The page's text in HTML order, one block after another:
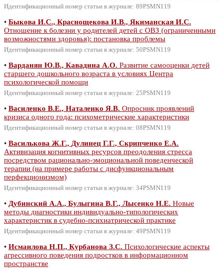
Идентификационный номер статьи в журнале: 89PSMN119
• Быкова И.С., Краснощекова И.В., Якиманская И.С.
Отношение к болезни у родителей детей с ОВЗ (ограниченными
возможностями здоровья): постановка проблемы
Идентификационный номер статьи в журнале: 50PSMN119
• Варданян Ю.В., Кавадина А.О. Развитие самооценки детей
старшего дошкольного возраста в условиях Центра
психологической помощи
Идентификационный номер статьи в журнале: 25PSMN119
• Василенко В.Е., Наталенко Я.В. Опросник проявлений
кризиса одного года: психометрические характеристики
Идентификационный номер статьи в журнале: 08PSMN119
• Василькова Ж.Г., Дулинец Г.Г., Скрипченко Е.А.
Активизация когнитивных ресурсов преодоления стресса
посредством рационально-эмоциональной поведенческой
терапии (на примере работы с дисфункциональным
перфекционизмом)
Идентификационный номер статьи в журнале: 34PSMN119
• Дубинский А.А., Булыгина В.Г., Лысенко Н.Е. Новые
методы диагностики индивидуально-типологических
характеристик в судебно-психиатрической практике
Идентификационный номер статьи в журнале: 49PSMN119
• Исмаилова Н.П., Курбанова З.С. Психологические аспекты
агрессивного поведения подростков в информационном
пространстве